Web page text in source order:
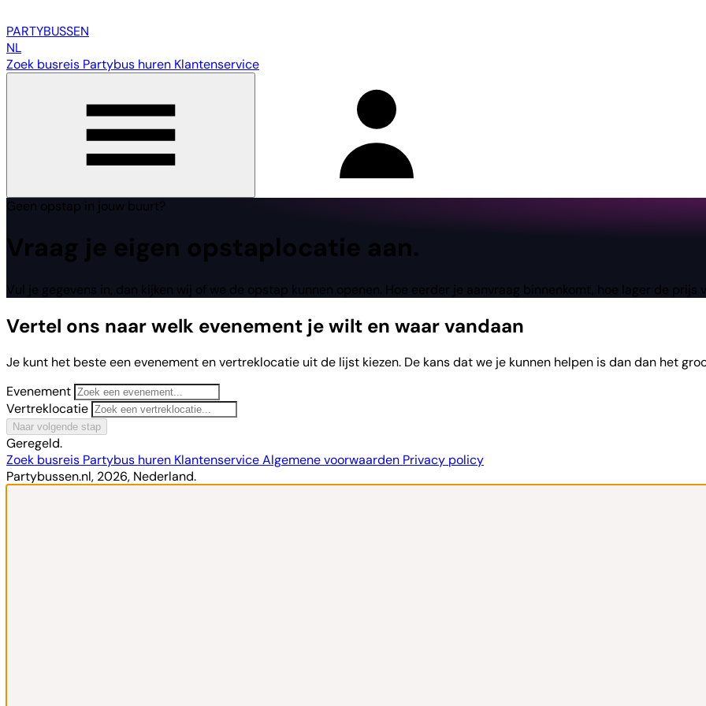
PARTYBUSSEN
NL
Zoek busreis Partybus huren Klantenservice
Geen opstap in jouw buurt?
Vraag je eigen opstaplocatie aan.
Vul je gegevens in, dan kijken wij of we de opstap kunnen openen. Hoe eerder je aanvraag binnenkomt, hoe lager de prijs
Vertel ons naar welk evenement je wilt en waar vandaan
Je kunt het beste een evenement en vertreklocatie uit de lijst kiezen. De kans dat we je kunnen helpen is dan dan het
Evenement
Vertreklocatie
Naar volgende stap
Geregeld.
Zoek busreis Partybus huren KlantenserviceAlgemene voorwaarden Privacy policy
Partybussen.nl, 2026, Nederland.